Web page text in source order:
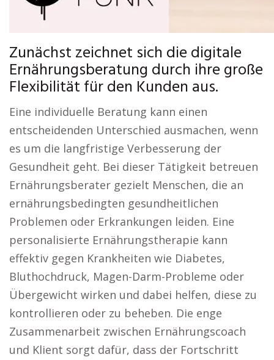
Zunächst zeichnet sich die digitale
Ernährungsberatung durch ihre große
Flexibilität für den Kunden aus.
Eine individuelle Beratung kann einen
entscheidenden Unterschied ausmachen, wenn
es um die langfristige Verbesserung der
Gesundheit geht. Bei dieser Tätigkeit betreuen
Ernährungsberater gezielt Menschen, die an
ernährungsbedingten gesundheitlichen
Problemen oder Erkrankungen leiden. Eine
personalisierte Ernährungstherapie kann
effektiv gegen Krankheiten wie Diabetes,
Bluthochdruck, Magen-Darm-Probleme oder
Übergewicht wirken und dabei helfen, diese zu
kontrollieren oder zu beheben. Die enge
Zusammenarbeit zwischen Ernährungscoach
und Klient sorgt dafür, dass der Fortschritt